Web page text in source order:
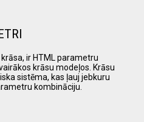
ir HTML parametru
krāsu modeļos. Krāsu
sistēma, kas ļauj jebkuru
kombināciju.